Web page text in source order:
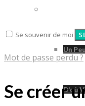
Un
D’où
Se souvenir de moi
Mot de passe perdu ?
Se créer